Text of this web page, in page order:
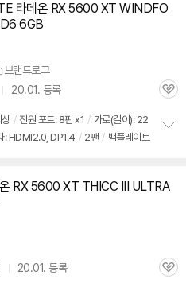
라데온 RX 5600 XT WINDFO
6GB
브랜드로그
20.01. 등록
관
/ 전원 포트: 8핀 x1 / 가로(길이): 22
: HDMI2.0, DP1.4 / 2팬 / 백플레이트
치
RX 5600 XT THICC III ULTRA
20.01. 등록
관